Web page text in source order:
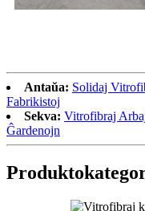
Antaŭa: Solidaj
Fabrikistoj
Sekva: Vitrofibraj
Ĝardenojn
Produkto